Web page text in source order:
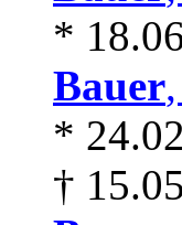
*
Bauer
*
†